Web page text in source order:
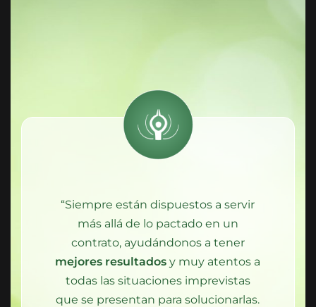
“Siempre están dispuestos a servir
más allá de lo pactado en un
contrato, ayudándonos a tener
mejores resultados y muy atentos a
todas las situaciones imprevistas
que se presentan para solucionarlas.